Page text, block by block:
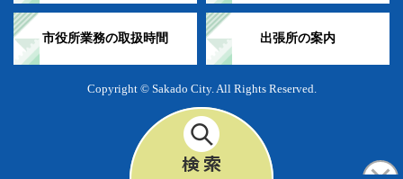
市役所業務の取扱時間 出張所の案内
Copyright © Sakado City. All Rights Reserved.